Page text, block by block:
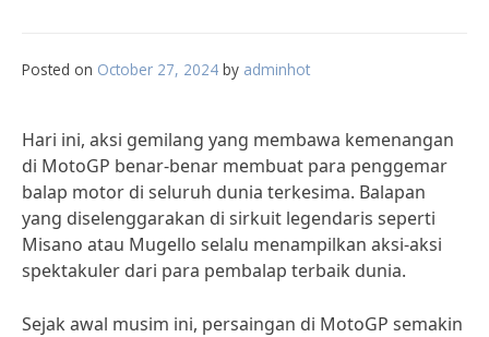
Posted on October 27, 2024 by adminhot
Hari ini, aksi gemilang yang membawa kemenangan
di MotoGP benar-benar membuat para penggemar
balap motor di seluruh dunia terkesima. Balapan
yang diselenggarakan di sirkuit legendaris seperti
Misano atau Mugello selalu menampilkan aksi-aksi
spektakuler dari para pembalap terbaik dunia.
Sejak awal musim ini, persaingan di MotoGP semakin